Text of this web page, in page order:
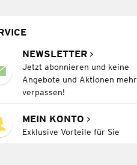
NEWSLETTER
Jetzt abonnieren und keine
Angebote und Aktionen mehr
verpassen!
MEIN KONTO
Exklusive Vorteile für Sie